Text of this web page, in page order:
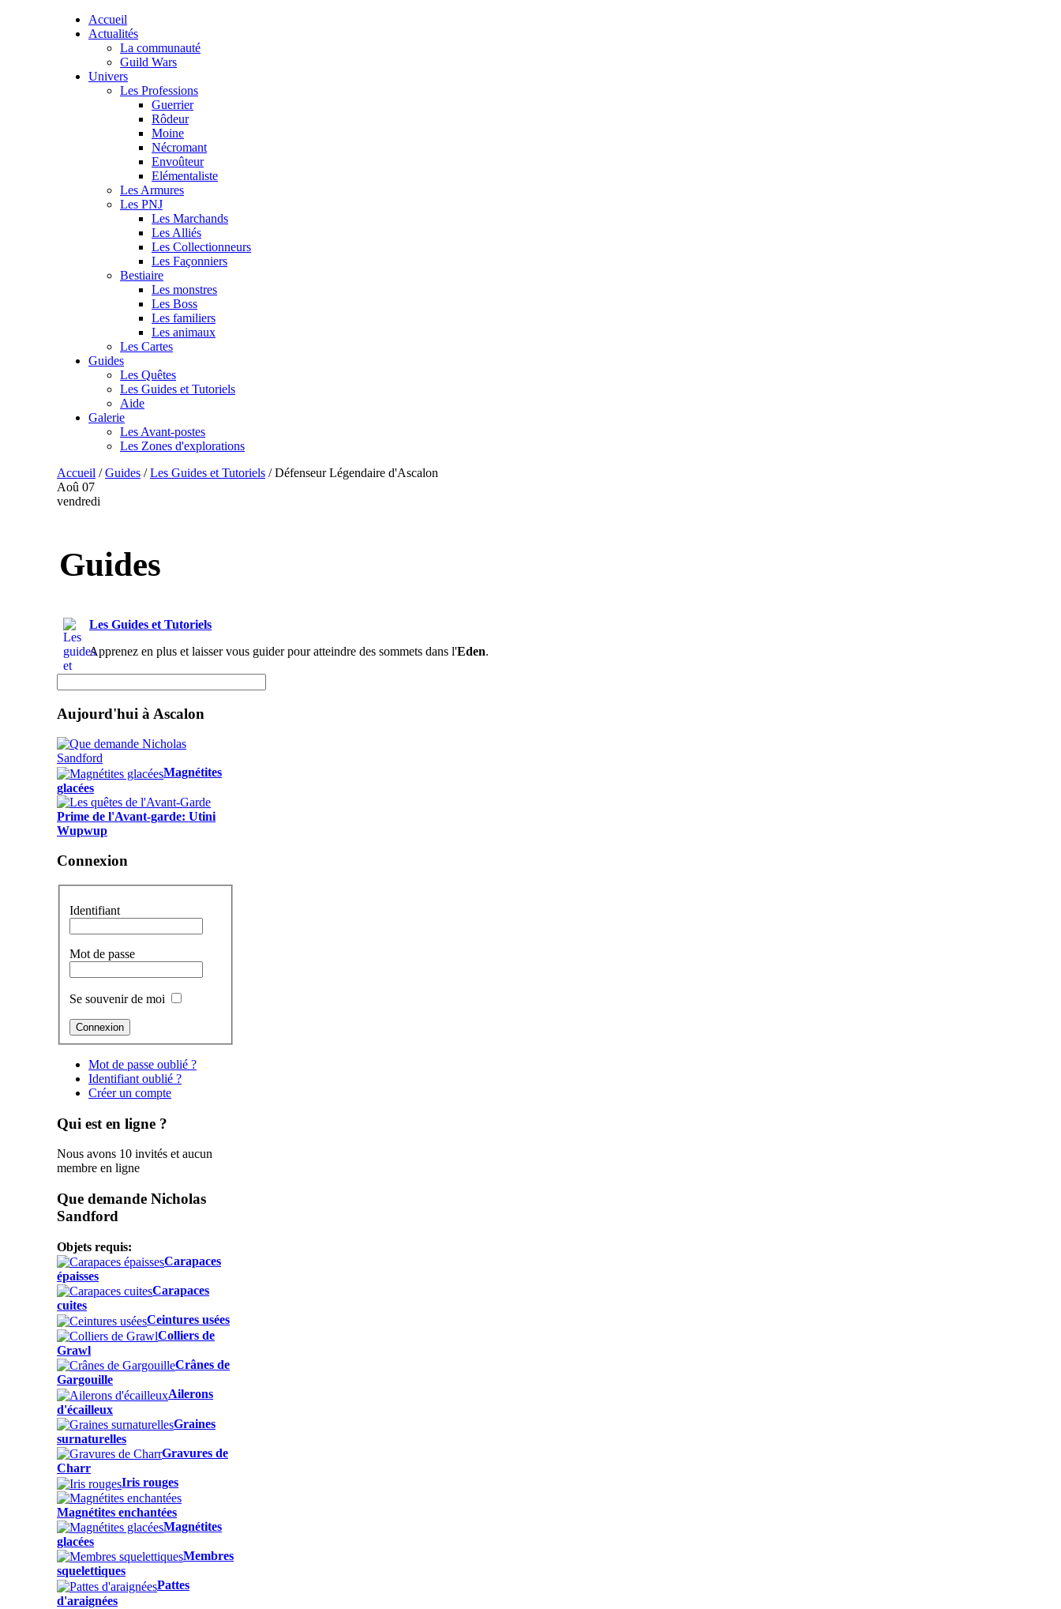
Accueil
Actualités
La communauté
Guild Wars
Univers
Les Professions
Guerrier
Rôdeur
Moine
Nécromant
Envoûteur
Elémentaliste
Les Armures
Les PNJ
Les Marchands
Les Alliés
Les Collectionneurs
Les Façonniers
Bestiaire
Les monstres
Les Boss
Les familiers
Les animaux
Les Cartes
Guides
Les Quêtes
Les Guides et Tutoriels
Aide
Galerie
Les Avant-postes
Les Zones d'explorations
Accueil /Guides /Les Guides et Tutoriels /Défenseur Légendaire d'Ascalon
Aoû 07
vendredi
Guides
Les Guides et Tutoriels
Apprenez en plus et laisser vous guider pour atteindre des sommets dans l'Eden.
Aujourd'hui à Ascalon
Magnétites
glacées
Prime de l'Avant-garde: Utini
Wupwup
Connexion
Identifiant
Mot de passe
Se souvenir de moi
Mot de passe oublié ?
Identifiant oublié ?
Créer un compte
Qui est en ligne ?
Nous avons 10 invités et aucun
membre en ligne
Que demande Nicholas
Sandford
Objets requis:
Carapaces
épaisses
Carapaces
cuites
Ceintures usées
Colliers de
Grawl
Crânes de
Gargouille
Ailerons
d'écailleux
Graines
surnaturelles
Gravures de
Charr
Iris rouges
Magnétites enchantées
Magnétites
glacées
Membres
squelettiques
Pattes
d'araignées